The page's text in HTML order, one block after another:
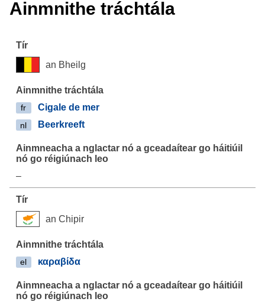
Ainmnithe tráchtála
an Bheilg
fr Cigale de mer
nl Beerkreeft
–
an Chipir
el καραβίδα